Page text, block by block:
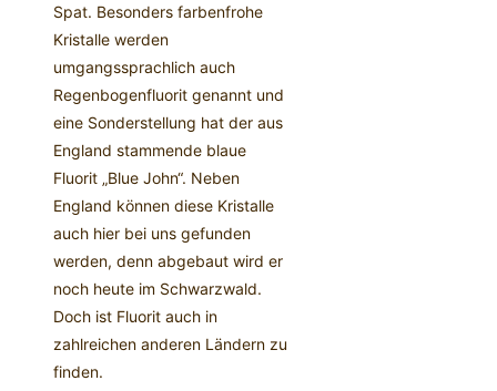
Spat. Besonders farbenfrohe
Kristalle werden
umgangssprachlich auch
Regenbogenfluorit genannt und
eine Sonderstellung hat der aus
England stammende blaue
Fluorit „Blue John“. Neben
England können diese Kristalle
auch hier bei uns gefunden
werden, denn abgebaut wird er
noch heute im Schwarzwald.
Doch ist Fluorit auch in
zahlreichen anderen Ländern zu
finden.